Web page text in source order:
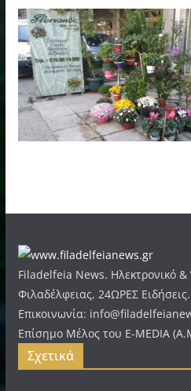
Filadelfeia News. Ηλεκτρονικό
Φιλαδέλφειας, 24ΩΡΕΣ
Επικοινωνία:
Επίσημο Μέλος του E-MEDIA
Σχετικά